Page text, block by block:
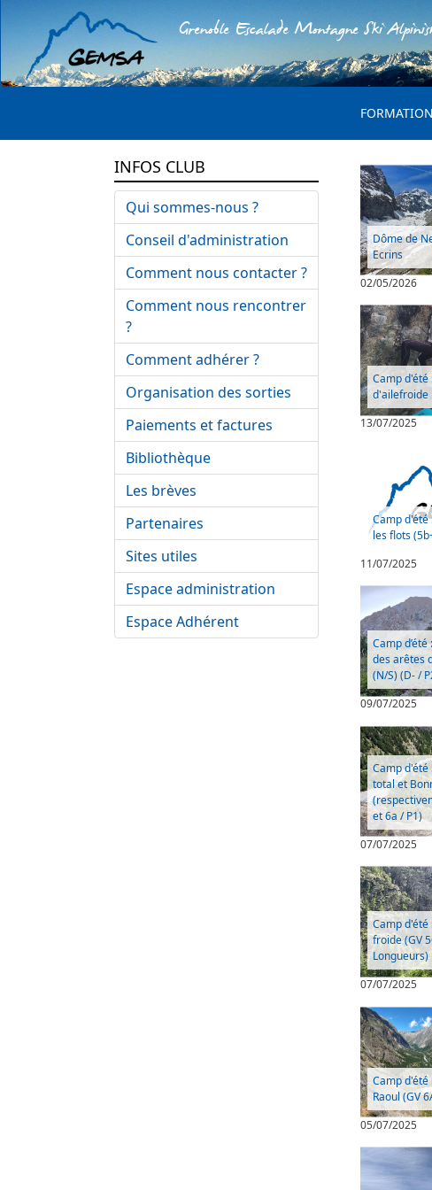
Grenoble Escalade Montagne Ski
Dôme de
Ecrins
02/05/2026
Camp d'été
d'ailefroide
13/07/2025
Camp d'été
les flots
11/07/2025
Camp
des arêtes
(N/S) (D- /
09/07/2025
Camp d'été
total et
et 6a / P1)
07/07/2025
Camp
froide (GV
Longueurs)
07/07/2025
Camp d'été
Raoul (GV
05/07/2025
INFOS CLUB
Qui sommes-nous ?
Conseil d'administration
Comment nous contacter ?
Comment nous rencontrer
?
Comment adhérer ?
Organisation des sorties
Paiements et factures
Bibliothèque
Les brèves
Partenaires
Sites utiles
Espace administration
Espace Adhérent